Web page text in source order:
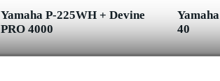
Yamaha P-225WH + Devine
PRO 4000
40